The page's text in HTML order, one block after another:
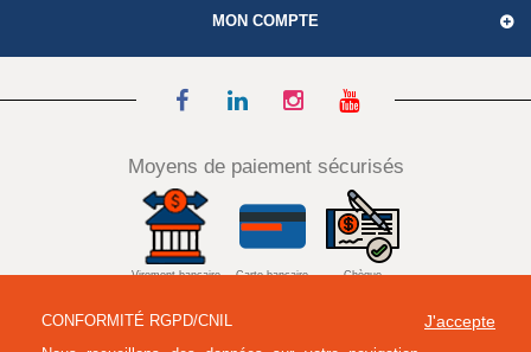
CONFORMITÉ RGPD/CNIL
J'accepte
MON COMPTE
Moyens de paiement sécurisés
Virement bancaire Carte bancaire Chèque